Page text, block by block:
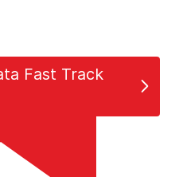
Fast Track